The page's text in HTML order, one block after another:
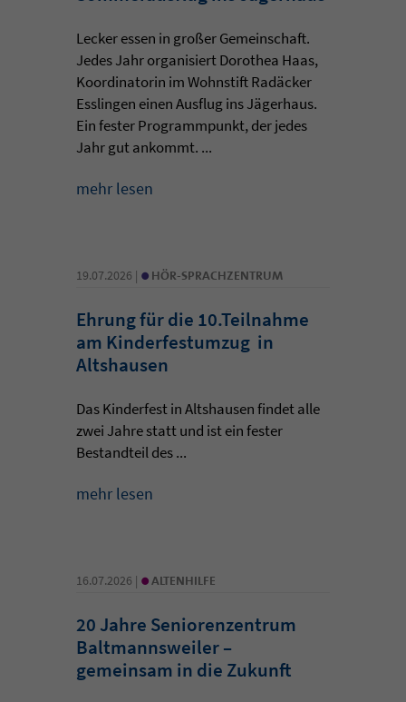
Lecker essen in großer Gemeinschaft.
Jedes Jahr organisiert Dorothea Haas,
Koordinatorin im Wohnstift Radäcker
Esslingen einen Ausflug ins Jägerhaus.
Ein fester Programmpunkt, der jedes
Jahr gut ankommt. ...
mehr lesen
19.07.2026 | • HÖR-SPRACHZENTRUM
Ehrung für die 10.Teilnahme
am Kinderfestumzug in
Altshausen
Das Kinderfest in Altshausen findet alle
zwei Jahre statt und ist ein fester
Bestandteil des ...
mehr lesen
16.07.2026 | • ALTENHILFE
20 Jahre Seniorenzentrum
Baltmannsweiler –
gemeinsam in die Zukunft